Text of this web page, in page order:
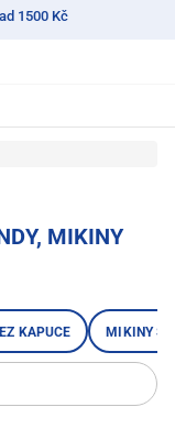
1500 Kč
MIKINY
KAPUCE MIKINY S